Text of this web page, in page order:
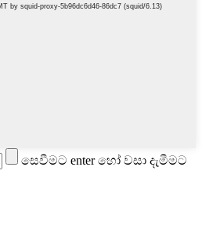
සෙවීමට enter හෝ වසා දැමීමට